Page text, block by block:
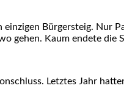
einzigen Bürgersteig.
gehen. Kaum endete die
Letztes Jahr